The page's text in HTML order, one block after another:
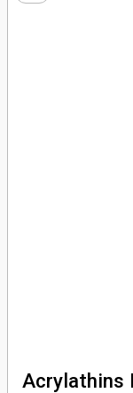
Acrylathins